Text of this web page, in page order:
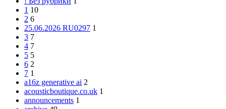
1 10
2 6
25.06.2026 RU0297 1
3 7
4 7
5 5
6 2
7 1
a16z generative ai 2
acousticboutique.co.uk 1
announcements 1